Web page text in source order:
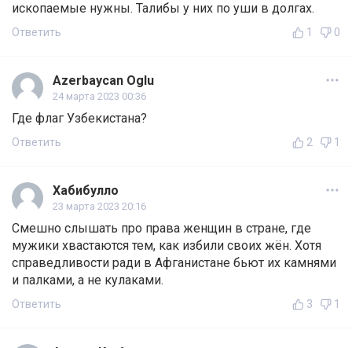
ископаемые нужны. Талибы у них по уши в долгах.
Ответить 1 0
Azerbaycan Oglu
24 марта 2023 00:36
Где флаг Узбекистана?
Ответить 2 1
Хабибулло
23 марта 2023 20:16
Смешно слышать про права женщин в стране, где
мужики хвастаются тем, как избили своих жён. Хотя
справедливости ради в Афганистане бьют их камнями
и палками, а не кулаками.
Ответить 3 1